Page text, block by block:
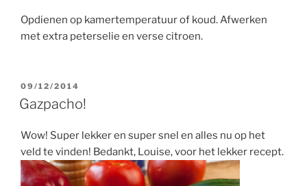
Opdienen op kamertemperatuur of koud. Afwerken
met extra peterselie en verse citroen.
GEPLAATST
OP
09/12/2014
Gazpacho!
Wow! Super lekker en super snel en alles nu op het
veld te vinden! Bedankt, Louise, voor het lekker recept.